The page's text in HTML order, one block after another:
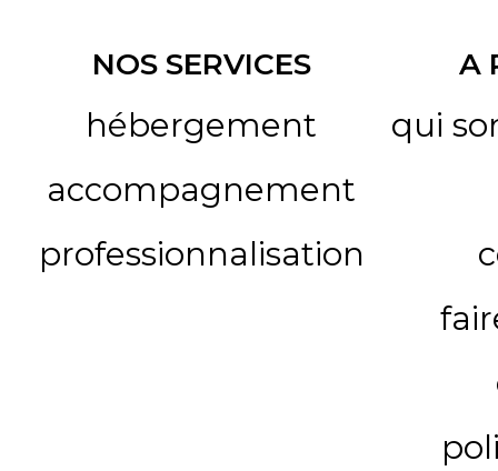
NOS SERVICES
hébergement
accompagnement
professionnalisation
A
qui